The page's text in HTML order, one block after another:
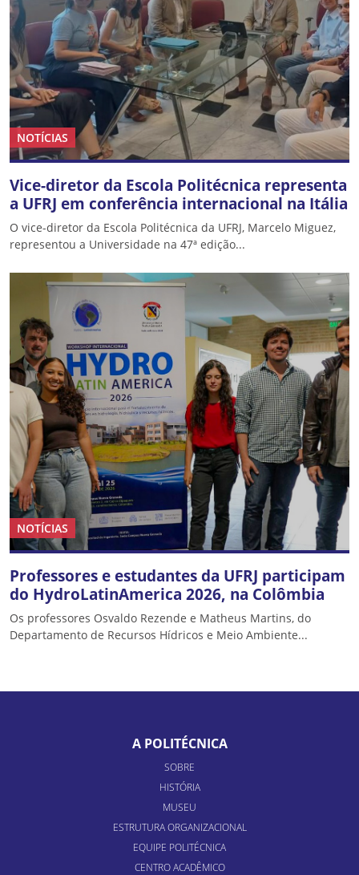
NOTÍCIAS
Vice-diretor da Escola Politécnica representa
a UFRJ em conferência internacional na Itália
O vice-diretor da Escola Politécnica da UFRJ, Marcelo Miguez,
representou a Universidade na 47ª edição...
NOTÍCIAS
Professores e estudantes da UFRJ participam
do HydroLatinAmerica 2026, na Colômbia
Os professores Osvaldo Rezende e Matheus Martins, do
Departamento de Recursos Hídricos e Meio Ambiente...
A POLITÉCNICA
SOBRE
HISTÓRIA
MUSEU
ESTRUTURA ORGANIZACIONAL
EQUIPE POLITÉCNICA
CENTRO ACADÊMICO